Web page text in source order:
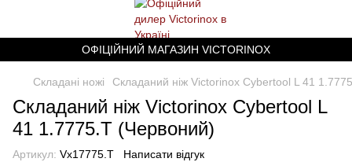
ОФІЦІЙНИЙ МАГАЗИН VICTORINOX
Складані ножі Складаний ніж Victorinox Cybertool L 41
Складаний ніж Victorinox Cybertool L
41 1.7775.T (Червоний)
Артикул: Vx17775.T Написати відгук